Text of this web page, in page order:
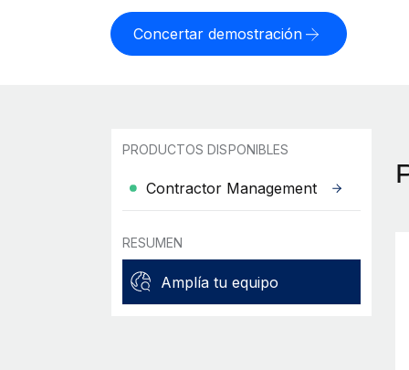
Concertar demostración
PRODUCTOS DISPONIBLES
Contractor Management
RESUMEN
Amplía tu equipo